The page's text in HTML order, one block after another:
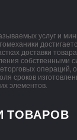
услуг и
доставки
собственными
операций,
сроков
элементов.
ТОВАРОВ